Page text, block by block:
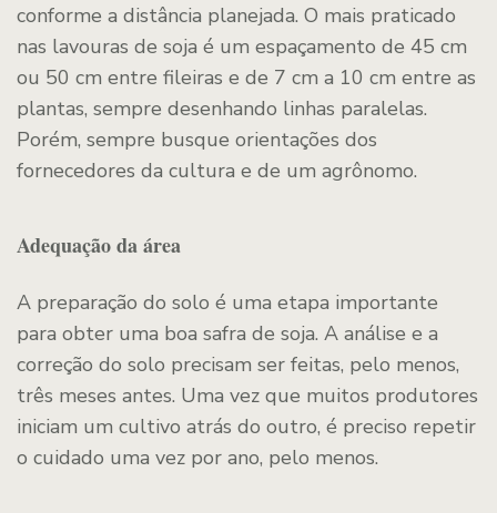
conforme a distância planejada. O mais praticado
nas lavouras de soja é um espaçamento de 45 cm
ou 50 cm entre fileiras e de 7 cm a 10 cm entre as
plantas, sempre desenhando linhas paralelas.
Porém, sempre busque orientações dos
fornecedores da cultura e de um agrônomo.
Adequação da área
A preparação do solo é uma etapa importante
para obter uma boa safra de soja. A análise e a
correção do solo precisam ser feitas, pelo menos,
três meses antes. Uma vez que muitos produtores
iniciam um cultivo atrás do outro, é preciso repetir
o cuidado uma vez por ano, pelo menos.